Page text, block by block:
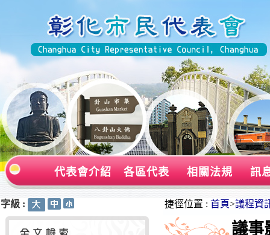
代表會介紹 各區代表 相關法規 訊
字級 : 捷徑位置 : 首頁>議程資
議事